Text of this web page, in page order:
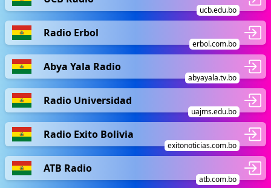
ucb.edu.bo
Radio Erbol
erbol.com.bo
Abya Yala Radio
abyayala.tv.bo
Radio Universidad
uajms.edu.bo
Radio Exito Bolivia
exitonoticias.com.bo
ATB Radio
atb.com.bo